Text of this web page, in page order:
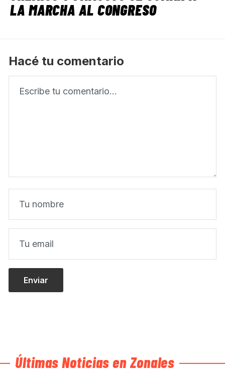
LA MARCHA AL CONGRESO
Hacé tu comentario
Últimas Noticias en Zonales